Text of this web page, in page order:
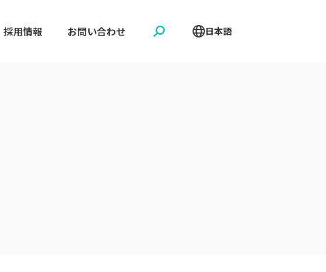
採用情報 お問い合わせ Search: 日本語